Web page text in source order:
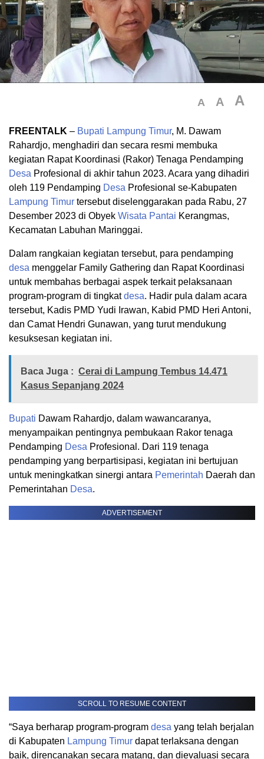
A A A
FREENTALK – Bupati Lampung Timur, M. Dawam
Rahardjo, menghadiri dan secara resmi membuka
kegiatan Rapat Koordinasi (Rakor) Tenaga Pendamping
Desa Profesional di akhir tahun 2023. Acara yang dihadiri
oleh 119 Pendamping Desa Profesional se-Kabupaten
Lampung Timur tersebut diselenggarakan pada Rabu, 27
Desember 2023 di Obyek Wisata Pantai Kerangmas,
Kecamatan Labuhan Maringgai.
Dalam rangkaian kegiatan tersebut, para pendamping
desa menggelar Family Gathering dan Rapat Koordinasi
untuk membahas berbagai aspek terkait pelaksanaan
program-program di tingkatdesa. Hadir pula dalam acara
tersebut, Kadis PMD Yudi Irawan, Kabid PMD Heri Antoni,
dan Camat Hendri Gunawan, yang turut mendukung
kesuksesan kegiatan ini.
Baca Juga : Cerai di Lampung Tembus 14.471
Kasus Sepanjang 2024
Bupati Dawam Rahardjo, dalam wawancaranya,
menyampaikan pentingnya pembukaan Rakor tenaga
Pendamping Desa Profesional. Dari 119 tenaga
pendamping yang berpartisipasi, kegiatan ini bertujuan
untuk meningkatkan sinergi antara Pemerintah Daerah dan
Pemerintahan Desa.
ADVERTISEMENT
SCROLL TO RESUME CONTENT
“Saya berharap program-program desa yang telah berjalan
di Kabupaten Lampung Timur dapat terlaksana dengan
baik, direncanakan secara matang, dan dievaluasi secara